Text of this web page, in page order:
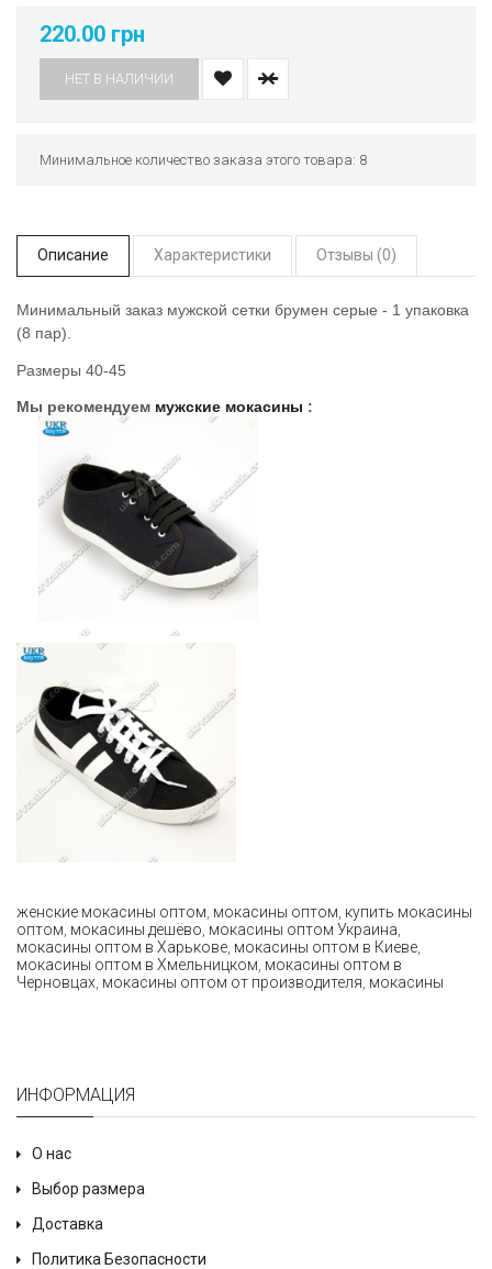
220.00 грн
НЕТ В НАЛИЧИИ
Минимальное количество заказа этого товара: 8
Описание Характеристики Отзывы (0)
Минимальный заказ мужской сетки брумен серые - 1 упаковка
(8 пар).
Размеры 40-45
Мы рекомендуем мужские мокасины :
женские мокасины оптом мокасины оптом купить мокасины
оптом мокасины дешёво мокасины оптом Украина
мокасины оптом в Харькове мокасины оптом в Киеве
мокасины оптом в Хмельницком мокасины оптом в
Черновцах мокасины оптом от производителя мокасины
ИНФОРМАЦИЯ
О нас
Выбор размера
Доставка
Политика Безопасности